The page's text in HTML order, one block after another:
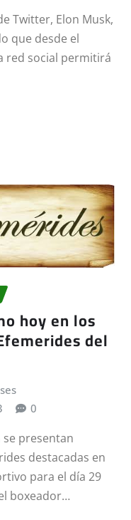
Twitter, Elon Musk,
que desde el
red social permitirá
hoy en los
del
0
presentan
destacadas en
para el día 29
boxeador…